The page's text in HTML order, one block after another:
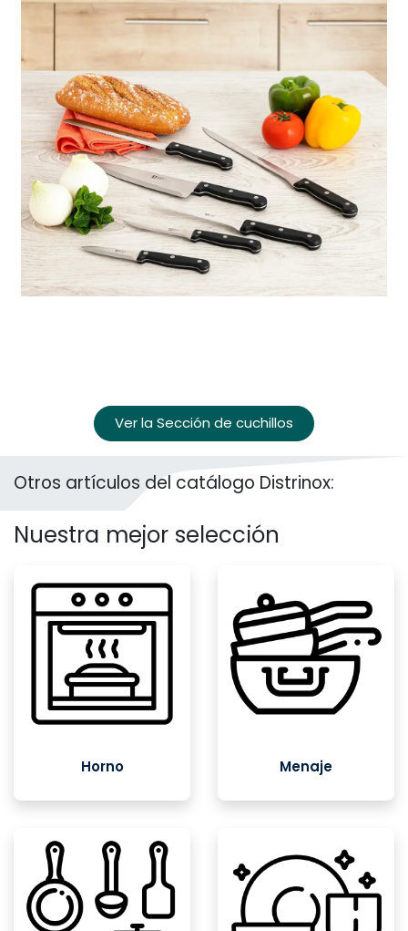
Ver la Sección de cuchillos
Otros artículos del catálogo Distrinox:
Nuestra mejor selección
Horno Menaje